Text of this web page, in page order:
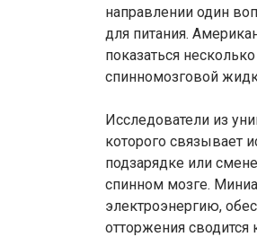
направлении один
для питания.
показаться
спинномозговой
Исследователи из
которого связывает
подзарядке или
спинном мозге.
электроэнергию,
отторжения